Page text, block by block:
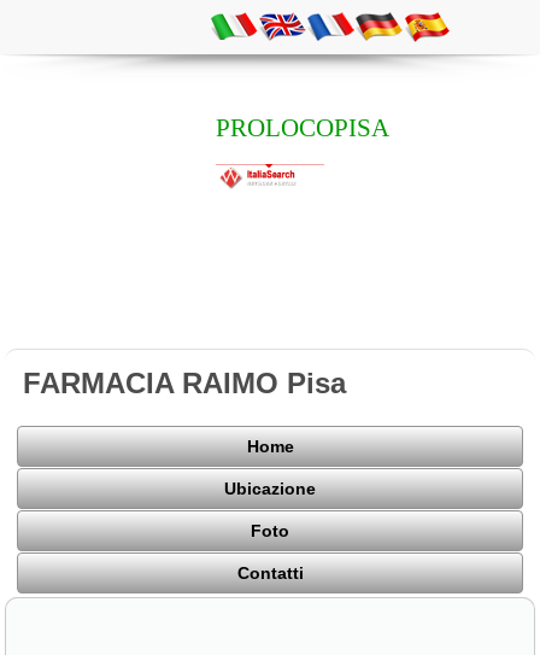
PROLOCOPISA
FARMACIA RAIMO Pisa
Home
Ubicazione
Foto
Contatti